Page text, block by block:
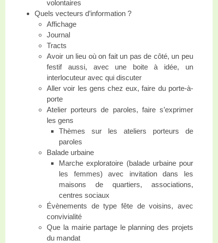
volontaires
Quels vecteurs d’information ?
Affichage
Journal
Tracts
Avoir un lieu où on fait un pas de côté, un peu
festif aussi, avec une boite à idée, un
interlocuteur avec qui discuter
Aller voir les gens chez eux, faire du porte-à-
porte
Atelier porteurs de paroles, faire s’exprimer
les gens
Thèmes sur les ateliers porteurs de
paroles
Balade urbaine
Marche exploratoire (balade urbaine pour
les femmes) avec invitation dans les
maisons de quartiers, associations,
centres sociaux
Évènements de type fête de voisins, avec
convivialité
Que la mairie partage le planning des projets
du mandat